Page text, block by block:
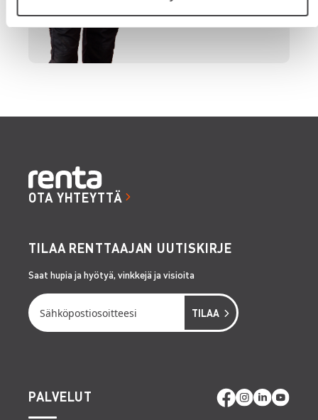
OTA YHTEYTTÄ
TILAA RENTTAAJAN UUTISKIRJE
Saat hupia ja hyötyä, vinkkejä ja visioita
PALVELUT